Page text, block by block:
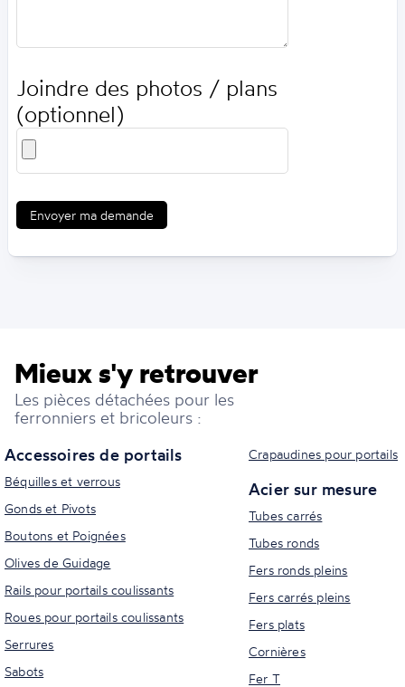
Joindre des photos / plans
(optionnel)
Envoyer ma demande
Mieux s'y retrouver
Les pièces détachées pour les
ferronniers et bricoleurs :
Accessoires de portails
Béquilles et verrous
Gonds et Pivots
Boutons et Poignées
Olives de Guidage
Rails pour portails coulissants
Roues pour portails coulissants
Serrures
Sabots
Crapaudines pour portails
Acier sur mesure
Tubes carrés
Tubes ronds
Fers ronds pleins
Fers carrés pleins
Fers plats
Cornières
Fer T